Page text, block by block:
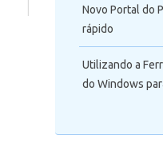
Novo Portal do
rápido
Utilizando a
do Windows